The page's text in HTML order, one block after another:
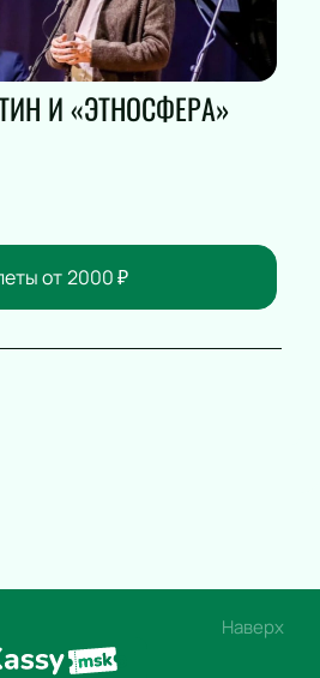
И «ЭТНОСФЕРА»
от 2000₽
Наверх